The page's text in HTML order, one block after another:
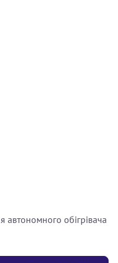
автономного обігрівача